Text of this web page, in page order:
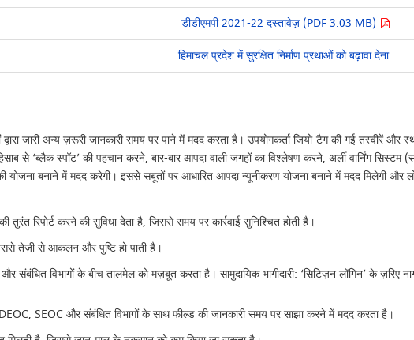
डीडीएमपी 2021-22 दस्तावेज़ (PDF 3.03 MB)
हिमाचल प्रदेश में सुरक्षित निर्माण प्रथाओं को बढ़ावा देना
द्वारा जारी अन्य ज़रूरी जानकारी समय पर पाने में मदद करता है। उपयोगकर्ता जियो-टैग की गई तस्वीरें
से ‘ब्लैक स्पॉट’ की पहचान करने, बार-बार आपदा वाली जगहों का विश्लेषण करने, अर्ली वार्निंग
बनाने में मदद करेगी। इससे सबूतों पर आधारित आपदा न्यूनीकरण योजना बनाने में मदद मिलेगी और
रिपोर्ट करने की सुविधा देता है, जिससे समय पर कार्रवाई सुनिश्चित होती है।
तेज़ी से आकलन और पुष्टि हो पाती है।
विभागों के बीच तालमेल को मज़बूत करता है। सामुदायिक भागीदारी: ‘सिटिज़न लॉगिन’ के ज़रिए
SEOC और संबंधित विभागों के साथ फील्ड की जानकारी समय पर साझा करने में मदद करता है।